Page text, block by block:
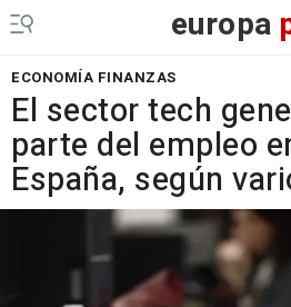
europa
ECONOMÍA FINANZAS
El sector tech
parte del empleo
España, según